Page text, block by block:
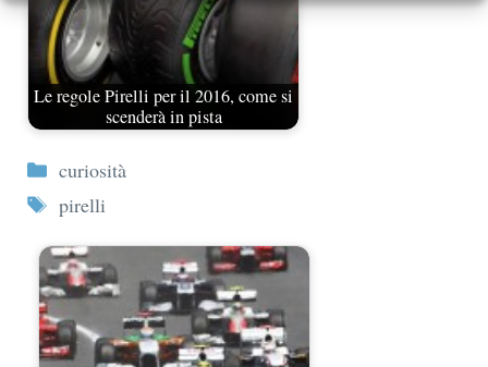
Le regole Pirelli per il 2016, come si
scenderà in pista
Categorie
curiosità
Tag
pirelli